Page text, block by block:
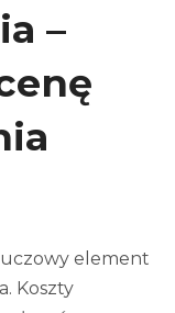
–
element
Koszty